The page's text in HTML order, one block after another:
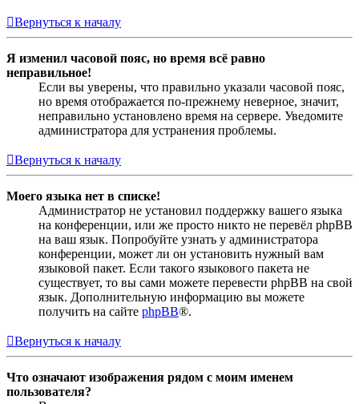
Вернуться к началу
Я изменил часовой пояс, но время всё равно
неправильное!
Если вы уверены, что правильно указали часовой пояс,
но время отображается по-прежнему неверное, значит,
неправильно установлено время на сервере. Уведомите
администратора для устранения проблемы.
Вернуться к началу
Моего языка нет в списке!
Администратор не установил поддержку вашего языка
на конференции, или же просто никто не перевёл phpBB
на ваш язык. Попробуйте узнать у администратора
конференции, может ли он установить нужный вам
языковой пакет. Если такого языкового пакета не
существует, то вы сами можете перевести phpBB на свой
язык. Дополнительную информацию вы можете
получить на сайте phpBB®.
Вернуться к началу
Что означают изображения рядом с моим именем
пользователя?